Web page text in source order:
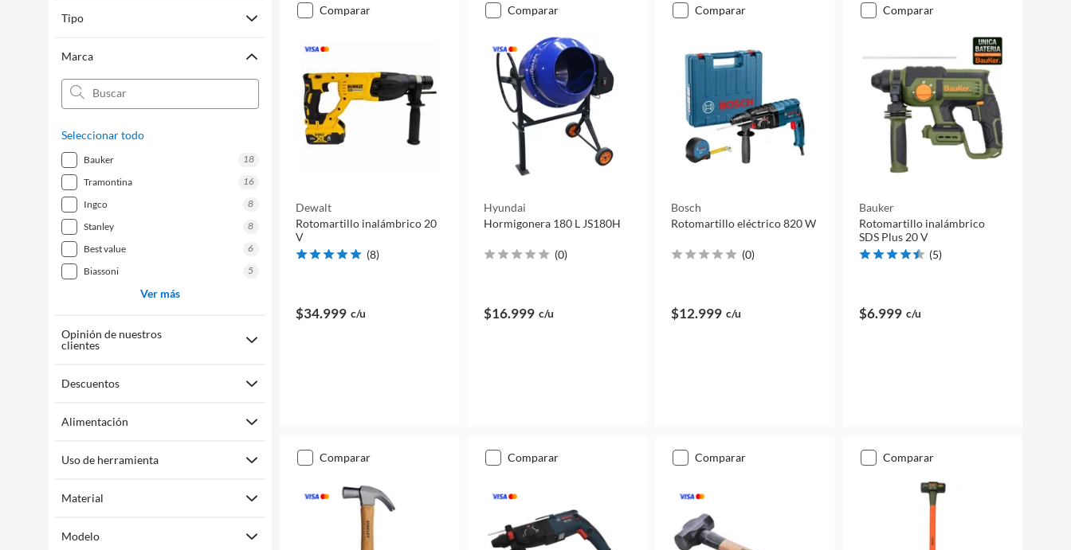
Tipo
Marca
Seleccionar todo
bauker
18
tramontina
16
ingco
8
stanley
8
best value
6
biassoni
5
Ver más
Opinión de nuestros
clientes
Descuentos
Alimentación
Uso de herramienta
Material
Modelo
comparar
Dewalt
Rotomartillo inalámbrico 20
V
(8)
$34.999 c/u
comparar
Hyundai
Hormigonera 180 L JS180H
(0)
$16.999 c/u
comparar
Bosch
Rotomartillo eléctrico 820 W
(0)
$12.999 c/u
comparar
Bauker
Rotomartillo inalámbrico
SDS Plus 20 V
(5)
$6.999 c/u
comparar comparar comparar comparar